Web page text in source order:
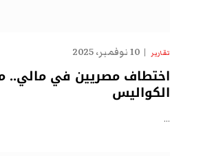
تقارير 10 نوفمبر، 2025
اختطاف مصريين في مالي..
الكواليس
…